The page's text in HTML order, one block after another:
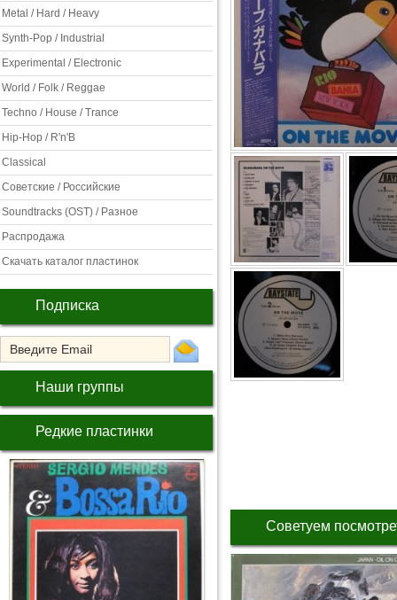
Metal / Hard / Heavy
Synth-Pop / Industrial
Experimental / Electronic
World / Folk / Reggae
Techno / House / Trance
Hip-Hop / R'n'B
Classical
Советские / Российские
Soundtracks (OST) / Разное
Распродажа
Скачать каталог пластинок
Подписка
Наши группы
Редкие пластинки
Советуем